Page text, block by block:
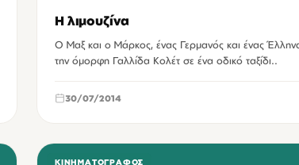
Η λιμουζίνα
Ο Μαξ και ο Μάρκος, ένας Γερμανός και ένας
την όμορφη Γαλλίδα Κολέτ σε ένα οδικό ταξίδι..
30/07/2014
ΚΙΝΗΜΑΤΟΓΡΆΦΟΣ